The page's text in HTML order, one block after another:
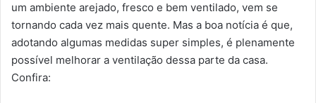
um ambiente arejado, fresco e bem ventilado, vem se
tornando cada vez mais quente. Mas a boa notícia é que,
adotando algumas medidas super simples, é plenamente
possível melhorar a ventilação dessa parte da casa.
Confira: